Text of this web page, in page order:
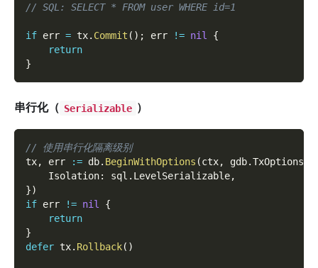
// SQL: SELECT * FROM user WHERE id=1
if err = tx. Commit ( ) ; err != nil
{
return
}
串行化（ Serializable ）
// 使用串行化隔离级别
tx, err := db. BeginWithOptions (ctx, gdb.TxOptions
    Isolation
: sql . LevelSerializable,
})
if err != nil
{
return
}
defer tx. Rollback( )